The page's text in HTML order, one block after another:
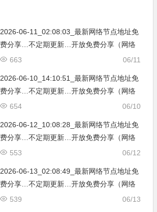
2026-06-11_02:08:03_最新网络节点地址免
费分享…不定期更新…开放免费分享（网络
免费节点香港|日本|韩国|新加坡|台湾|马来西
06/11
663
2026-06-10_14:10:51_最新网络节点地址免
费分享…不定期更新…开放免费分享（网络
免费节点香港|日本|韩国|新加坡|台湾|马来西
06/10
654
2026-06-12_10:08:28_最新网络节点地址免
费分享…不定期更新…开放免费分享（网络
免费节点香港|日本|韩国|新加坡|台湾|马来西
06/12
553
2026-06-13_02:08:49_最新网络节点地址免
费分享…不定期更新…开放免费分享（网络
免费节点香港|日本|韩国|新加坡|台湾|马来西
06/13
539